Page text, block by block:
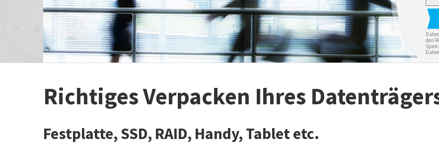
den
Richtiges Verpacken Ihres
Festplatte, SSD, RAID, Handy, Tablet etc.